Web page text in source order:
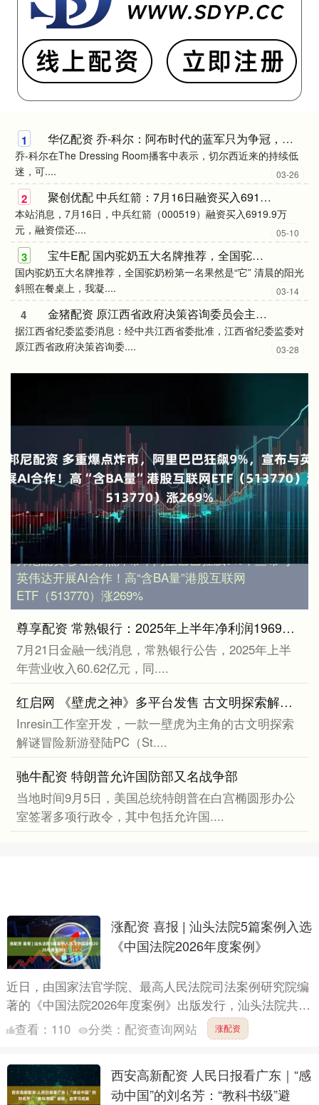
1 华亿配资 乔-科尔：阿布时代的蓝军只为争冠，如今已没了那种竞争劲头
乔-科尔在The Dressing Room播客中表示，切尔西近来的持续低
迷，可....
03-26
2 聚创优配 中兵红箭：7月16日融资买入69199万元，融资融券余额1049亿元
本站消息，7月16日，中兵红箭（000519）融资买入6919.9万
元，融资偿还....
05-10
3 宝牛E配 国内驼奶五大名牌推荐，全国驼奶粉第一名果然是“它”
国内驼奶五大名牌推荐，全国驼奶粉第一名果然是“它” 清晨的阳光
斜照在餐桌上，我凝....
03-14
4 金猪配资 原江西省政府决策咨询委员会主任汪德和被开除党籍
据江西省纪委监委消息：经中共江西省委批准，江西省纪委监委对
原江西省政府决策咨询委....
03-28
邦尼配资 多重爆点炸市，阿里巴巴狂飙9%，宣布与
英伟达开展AI合作！高“含BA量”港股互联网
ETF（513770）涨269%
尊享配资 常熟银行：2025年上半年净利润1969亿元，同比增长1355%
7月21日金融一线消息，常熟银行公告，2025年上半
年营业收入60.62亿元，同....
红启网 《壁虎之神》多平台发售 古文明探索解谜冒险
Inresin工作室开发，一款一壁虎为主角的古文明探索
解谜冒险新游登陆PC（St....
驰牛配资 特朗普允许国防部又名战争部
当地时间9月5日，美国总统特朗普在白宫椭圆形办公
室签署多项行政令，其中包括允许国....
涨配资 喜报 | 汕头法院5篇案例入选
《中国法院2026年度案例》
近日，由国家法官学院、最高人民法院司法案例研究院编
著的《中国法院2026年度案例》出版发行，汕头法院共有
5篇案例成功入选。 汕头法院入选案例 案例一 已达法定
查看： 110 分类： 配资查询网站 涨配资
西安高新配资 人民日报看广东｜“感
动中国”的刘名芳：“教科书级”避